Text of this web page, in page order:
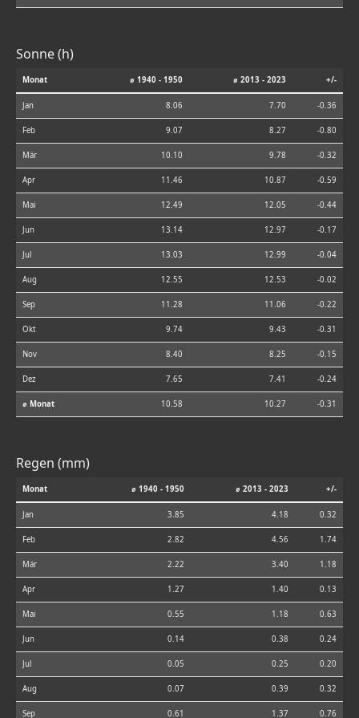
Sonne (h)
Monat ⌀ 1940 - 1950 ⌀ 2013 - 2023 +/-
Jan 8.06 7.70 -0.36
Feb 9.07 8.27 -0.80
Mär 10.10 9.78 -0.32
Apr 11.46 10.87 -0.59
Mai 12.49 12.05 -0.44
Jun 13.14 12.97 -0.17
Jul 13.03 12.99 -0.04
Aug 12.55 12.53 -0.02
Sep 11.28 11.06 -0.22
Okt 9.74 9.43 -0.31
Nov 8.40 8.25 -0.15
Dez 7.65 7.41 -0.24
⌀ Monat 10.58 10.27 -0.31
Regen (mm)
Monat ⌀ 1940 - 1950 ⌀ 2013 - 2023 +/-
Jan 3.85 4.18 0.32
Feb 2.82 4.56 1.74
Mär 2.22 3.40 1.18
Apr 1.27 1.40 0.13
Mai 0.55 1.18 0.63
Jun 0.14 0.38 0.24
Jul 0.05 0.25 0.20
Aug 0.07 0.39 0.32
Sep 0.61 1.37 0.76